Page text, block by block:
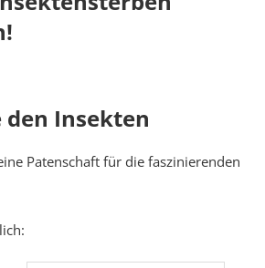
den Insekten
Patenschaft für die faszinierenden